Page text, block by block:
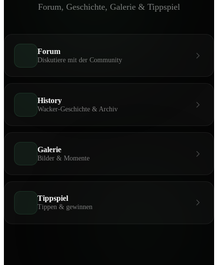
Forum, Geschichte, Galerie & Tippspiel
Forum
Diskutiere mit der Community
History
Wacker-Geschichte & Archiv
Galerie
Bilder & Momente
Tippspiel
Tippen & gewinnen